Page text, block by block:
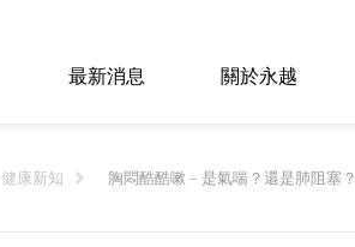
最新消息 關於永越
健康新知 胸悶酷酷嗽－是氣喘？還是肺阻塞？